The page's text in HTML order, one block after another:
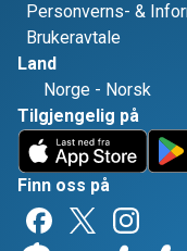
Personverns- &
Brukeravtale
Land
Norge - Norsk
Tilgjengelig på
Finn oss på